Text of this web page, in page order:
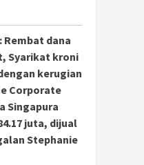
Rembat dana
Syarikat kroni
kerugian
Corporate
Singapura
juta, dijual
Stephanie